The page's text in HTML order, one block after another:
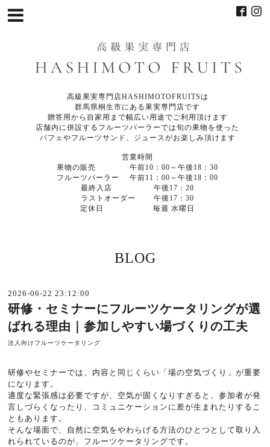
高級果実専門店HASHIMOTOFRUITSは
群馬県桐生市にある果実専門店です
贈答用から自家用まで幅広い用途でご利用頂けます
店舗内に併設するフルーツパーラーでは旬の果物を使った
パフェやフルーツサンド、ジュースがお楽しみ頂けます
営業時間
果物の販売 午前10：00～午後18：30
フルーツパーラー 午前11：00～午後18：00
最終入店 午後17：20
ラストオーダー 午後17：30
定休日 毎週 水曜日
BLOG
2026-06-22 23:12:00
研修・セミナーにフルーツケータリングが選
ばれる理由｜参加しやすい場づくりの工夫
法人向けフルーツケータリング
研修やセミナーでは、内容と同じくらい「場の空気づくり」が重要
になります。
適度な緊張感は必要ですが、空気が固くなりすぎると、参加者が発
言しづらくなったり、コミュニケーションに差が生まれたりするこ
ともあります。
そんな場面で、自然に空気をやわらげる方法のひとつとして取り入
れられているのが、フルーツケータリングです。